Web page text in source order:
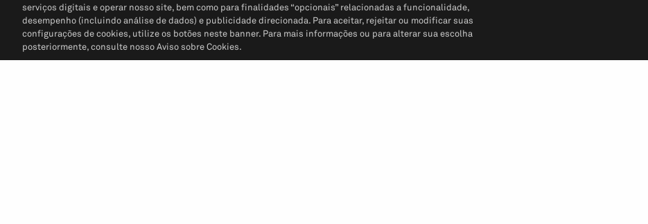
serviços digitais e operar nosso site, bem como para finalidades “opcionais” relacionadas a funcionalidade,
desempenho (incluindo análise de dados) e publicidade direcionada. Para aceitar, rejeitar ou modificar suas
configurações de cookies, utilize os botões neste banner. Para mais informações ou para alterar sua escolha
posteriormente, consulte nosso Aviso sobre Cookies.